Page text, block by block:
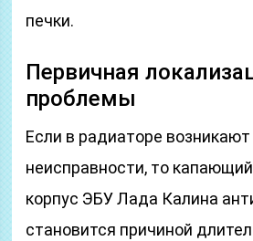
печки.
Первичная
проблемы
Если в радиаторе
неисправности, то
корпус ЭБУ Лада Калина
становится причиной